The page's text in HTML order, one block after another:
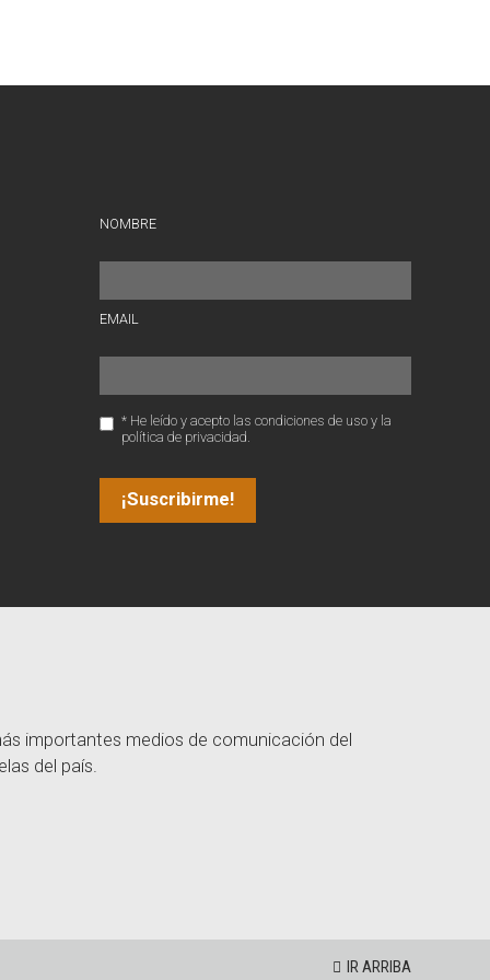
NOMBRE
EMAIL
* He leído y acepto las condiciones de uso y la
política de privacidad.
importantes medios de comunicación del
del país.
IR ARRIBA